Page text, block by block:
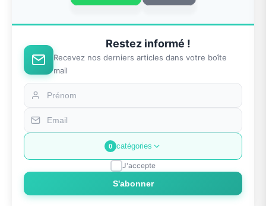
Restez informé !
Recevez nos derniers articles dans votre boîte
mail
0 catégories
J'accepte
S'abonner